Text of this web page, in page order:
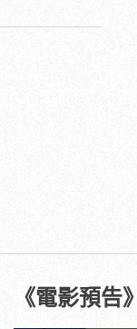
《電影預告》